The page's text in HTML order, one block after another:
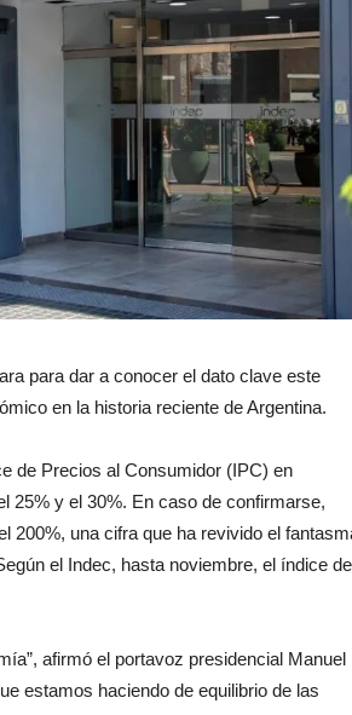
para dar a conocer el dato clave este
en la historia reciente de Argentina.
de Precios al Consumidor (IPC) en
25% y el 30%. En caso de confirmarse,
200%, una cifra que ha revivido el
el Indec, hasta noviembre, el índice de
afirmó el portavoz presidencial Manuel
estamos haciendo de equilibrio de las